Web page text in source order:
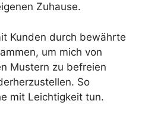
Zuhause.
Kunden durch bewährte
um mich von
Mustern zu befreien
So
mit Leichtigkeit tun.